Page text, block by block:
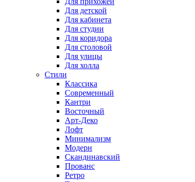
Для детской
Для кабинета
Для студии
Для коридора
Для столовой
Для улицы
Для холла
Стили
Классика
Современный
Кантри
Восточный
Арт-Деко
Лофт
Минимализм
Модерн
Скандинавский
Прованс
Ретро